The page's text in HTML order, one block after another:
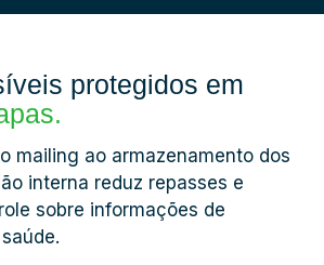
protegidos em
mailing ao armazenamento dos
interna reduz repasses e
sobre informações de